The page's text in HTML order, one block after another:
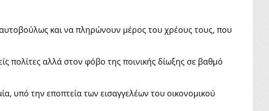
και να πληρώνουν μέρος του χρέους τους, που
πολίτες αλλά στον φόβο της ποινικής δίωξης σε βαθμό
υπό την εποπτεία των εισαγγελέων του οικονομικού